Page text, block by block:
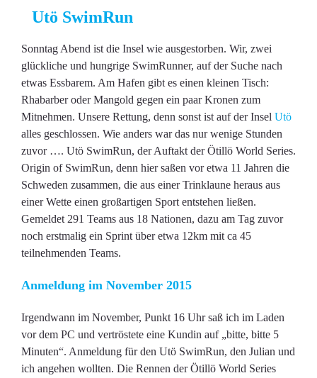
Utö SwimRun
Sonntag Abend ist die Insel wie ausgestorben. Wir, zwei
glückliche und hungrige SwimRunner, auf der Suche nach
etwas Essbarem. Am Hafen gibt es einen kleinen Tisch:
Rhabarber oder Mangold gegen ein paar Kronen zum
Mitnehmen. Unsere Rettung, denn sonst ist auf der Insel Utö
alles geschlossen. Wie anders war das nur wenige Stunden
zuvor …. Utö SwimRun, der Auftakt der Ötillö World Series.
Origin of SwimRun, denn hier saßen vor etwa 11 Jahren die
Schweden zusammen, die aus einer Trinklaune heraus aus
einer Wette einen großartigen Sport entstehen ließen.
Gemeldet 291 Teams aus 18 Nationen, dazu am Tag zuvor
noch erstmalig ein Sprint über etwa 12km mit ca 45
teilnehmenden Teams.
Anmeldung im November 2015
Irgendwann im November, Punkt 16 Uhr saß ich im Laden
vor dem PC und vertröstete eine Kundin auf „bitte, bitte 5
Minuten“. Anmeldung für den Utö SwimRun, den Julian und
ich angehen wollten. Die Rennen der Ötillö World Series